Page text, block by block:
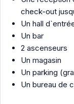
check-out
Un hall
Un bar
2 ascenseurs
Un magasin
Un parking
Un bureau de